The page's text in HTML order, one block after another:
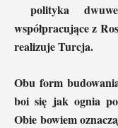
polityka
współpracujące z
realizuje Turcja.
Obu form
boi się jak ognia
Obie bowiem